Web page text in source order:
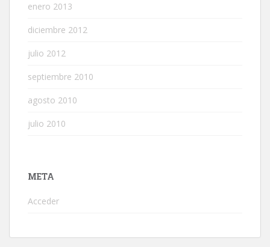
enero 2013
diciembre 2012
julio 2012
septiembre 2010
agosto 2010
julio 2010
META
Acceder